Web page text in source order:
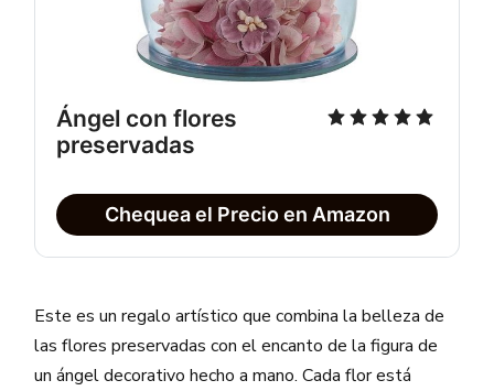
Ángel con flores
preservadas
Chequea el Precio en Amazon
Este es un regalo artístico que combina la belleza de
las flores preservadas con el encanto de la figura de
un ángel decorativo hecho a mano. Cada flor está